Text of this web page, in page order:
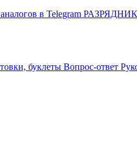
в Telegram
буклеты Вопрос-ответ